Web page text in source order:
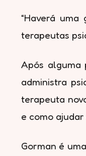
“Haverá
terapeutas
Após alguma
administra
terapeuta
e como
Gorman é